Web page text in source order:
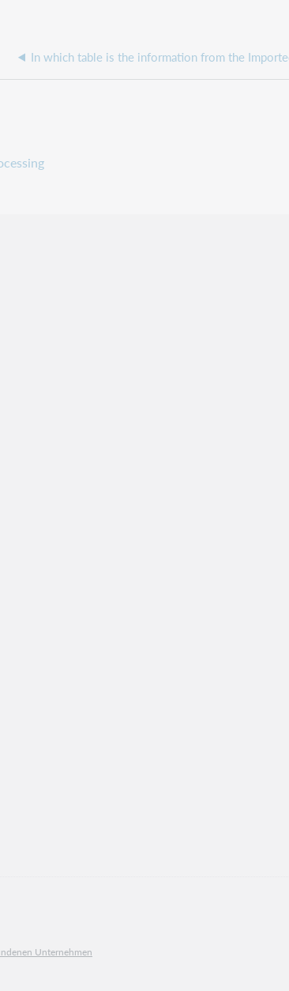
Unternehmen